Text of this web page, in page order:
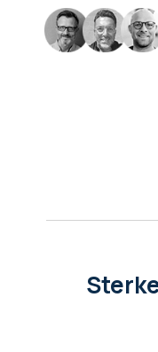
Ga
naar
het